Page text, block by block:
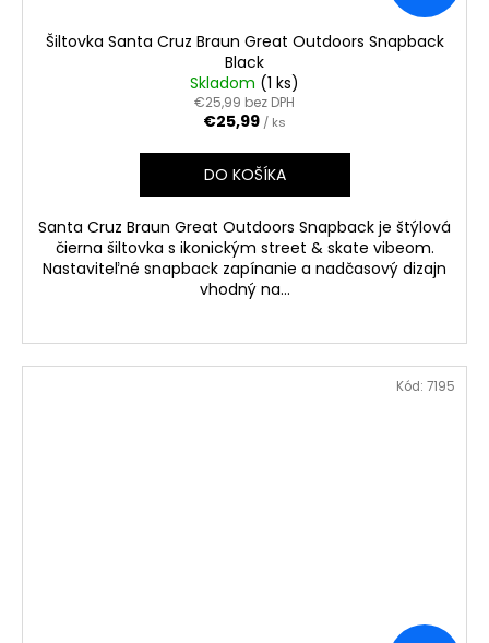
Šiltovka Santa Cruz Braun Great Outdoors Snapback
Black
Skladom (1 ks)
€25,99 bez DPH
€25,99 / ks
DO KOŠÍKA
Santa Cruz Braun Great Outdoors Snapback je štýlová
čierna šiltovka s ikonickým street & skate vibeom.
Nastaviteľné snapback zapínanie a nadčasový dizajn
vhodný na...
Kód: 7195